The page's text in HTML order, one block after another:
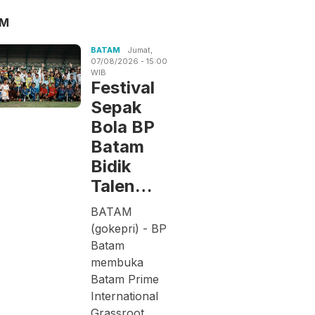
BATAM
Jumat,
07/08/2026 - 15:00
WIB
Festival
Sepak
Bola BP
Batam
Bidik
Talen…
BATAM
(gokepri) - BP
Batam
membuka
Batam Prime
International